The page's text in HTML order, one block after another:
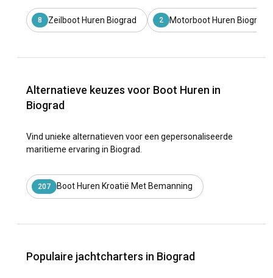
8 Zeilboot Huren Biograd 2 Motorboot Huren Biograd
Alternatieve keuzes voor Boot Huren in
Biograd
Vind unieke alternatieven voor een gepersonaliseerde
maritieme ervaring in Biograd.
207 Boot Huren Kroatië Met Bemanning
Populaire jachtcharters in Biograd